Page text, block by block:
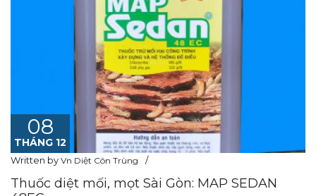
08
THÁNG 12
Written by Vn Diệt Côn Trùng
Thuốc diệt mối, mọt Sài Gòn: MAP SEDAN